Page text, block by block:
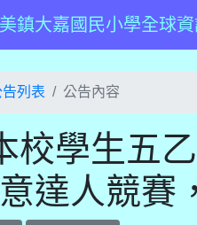
鎮大嘉國民小學全球資
列表 公告內容
校學生五
達人競賽